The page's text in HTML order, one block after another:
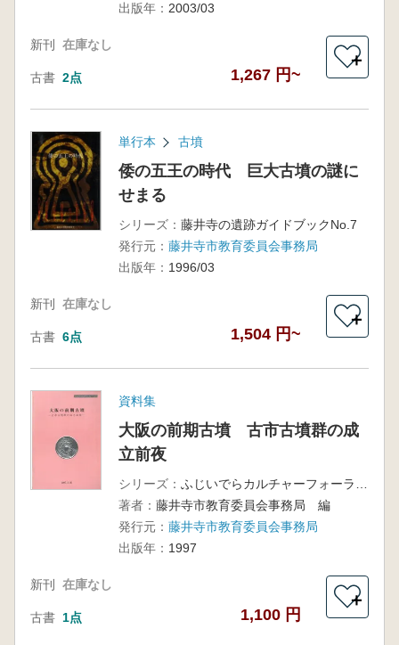
出版年： 2003/03
新刊 在庫なし
古書 2点 1,267 円~
＋
単行本 古墳
倭の五王の時代 巨大古墳の謎に
せまる
シリーズ： 藤井寺の遺跡ガイドブックNo.7
発行元： 藤井寺市教育委員会事務局
出版年： 1996/03
新刊 在庫なし
古書 6点 1,504 円~
＋
資料集
大阪の前期古墳 古市古墳群の成
立前夜
シリーズ：
著者： 藤井寺市教育委員会事務局 編
発行元： 藤井寺市教育委員会事務局
出版年： 1997
新刊 在庫なし
古書 1点 1,100 円
＋